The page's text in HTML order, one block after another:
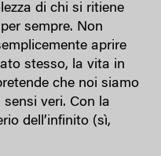
di chi si ritiene
sempre. Non
aprire
stesso, la vita in
che noi siamo
veri. Con la
dell’infinito (sì,